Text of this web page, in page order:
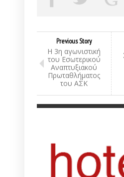
Previous Story
Η 3η αγωνιστική
του Εσωτερικού
Αναπτυξιακού
Πρωταθλήματος
του ΑΣΚ